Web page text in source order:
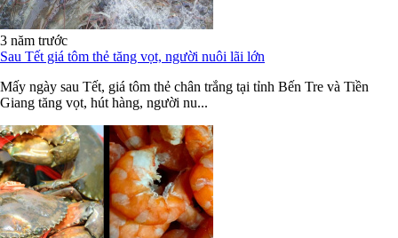
3 năm trước
Sau Tết giá tôm thẻ tăng vọt, người nuôi lãi lớn
Mấy ngày sau Tết, giá tôm thẻ chân trắng tại tỉnh Bến Tre và Tiền
Giang tăng vọt, hút hàng, người nu...